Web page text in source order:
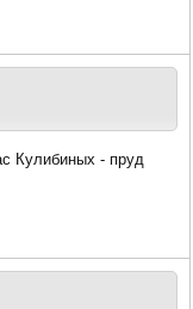
Кулибиных - пруд